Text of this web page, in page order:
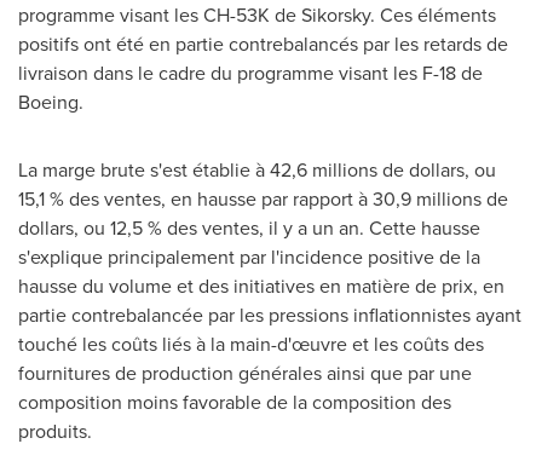
programme visant les CH-53K de Sikorsky. Ces éléments
positifs ont été en partie contrebalancés par les retards de
livraison dans le cadre du programme visant les F-18 de
Boeing.
La marge brute s'est établie à 42,6 millions de dollars, ou
15,1 % des ventes, en hausse par rapport à 30,9 millions de
dollars, ou 12,5 % des ventes, il y a un an. Cette hausse
s'explique principalement par l'incidence positive de la
hausse du volume et des initiatives en matière de prix, en
partie contrebalancée par les pressions inflationnistes ayant
touché les coûts liés à la main-d'œuvre et les coûts des
fournitures de production générales ainsi que par une
composition moins favorable de la composition des
produits.